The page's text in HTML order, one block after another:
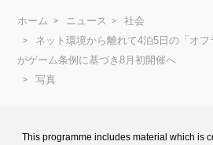
ホーム ニュース
社会
ネット環境から離れて4泊5日の「オ
がゲーム条例に基づき8月初開催へ
写真
This programme includes material which is